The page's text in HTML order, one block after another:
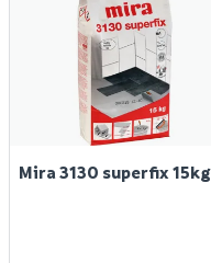
Mira 3130 superfix 15kg